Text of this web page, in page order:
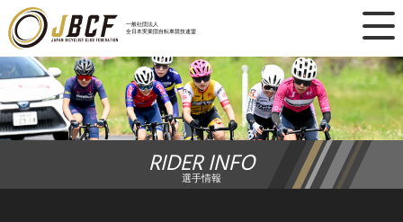
一般社団法人
全日本実業団自転車競技連盟
×
ニュース
レース日程
ランキング
RIDER INFO
選手情報